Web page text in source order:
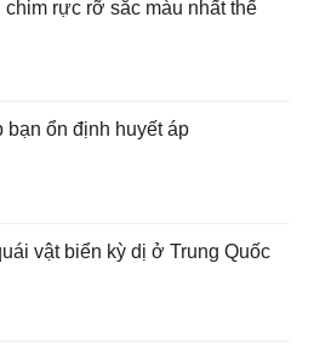
chim rực rỡ sắc màu nhất thế
bạn ổn định huyết áp
vật biển kỳ dị ở Trung Quốc